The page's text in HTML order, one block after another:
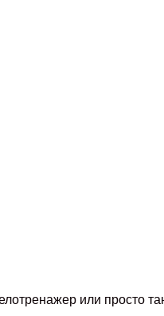
или просто